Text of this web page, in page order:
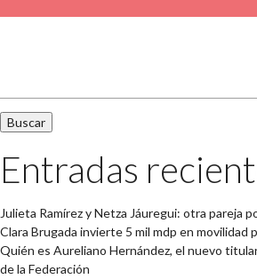
Entradas
Julieta Ramírez y Netza Jáuregui: otra pareja
Clara Brugada invierte 5 mil mdp en movilidad
Quién es Aureliano Hernández, el nuevo
de la Federación